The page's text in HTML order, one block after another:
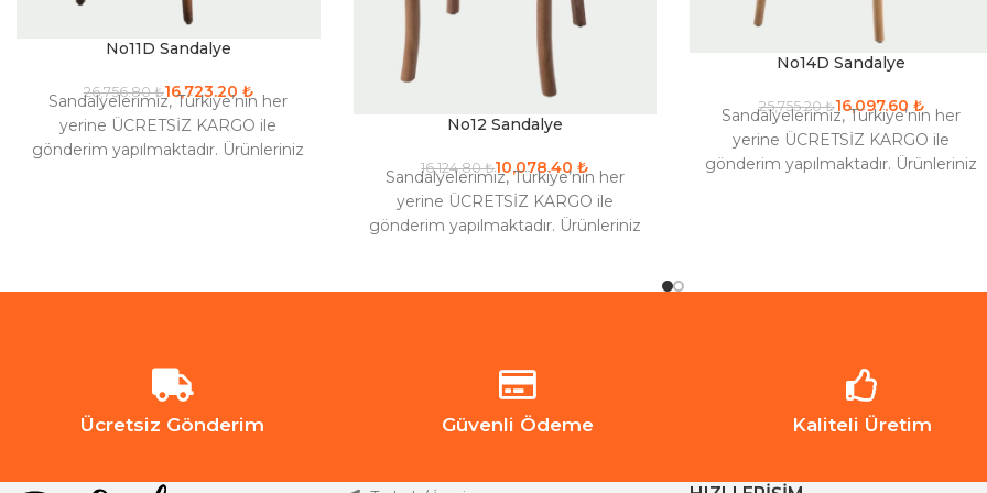
No11D Sandalye
26,756.80₺16,723.20 ₺
Sandalyelerimiz, Türkiye’nin her
yerine ÜCRETSİZ KARGO ile
gönderim yapılmaktadır. Ürünleriniz
No12 Sandalye
16,124.80₺10,078.40₺
Sandalyelerimiz, Türkiye’nin her
yerine ÜCRETSİZ KARGO ile
gönderim yapılmaktadır. Ürünleriniz
No14D Sandalye
25,755.20₺16,097.60 ₺
Sandalyelerimiz, Türkiye’nin her
yerine ÜCRETSİZ KARGO ile
gönderim yapılmaktadır. Ürünleriniz
Ücretsiz Gönderim Güvenli Ödeme Kaliteli Üretim